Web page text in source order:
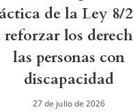
de la Ley 8/
los
las personas con
discapacidad
27 de julio de 2026